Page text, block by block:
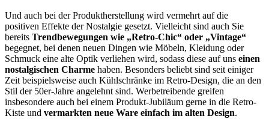
Und auch bei der Produktherstellung wird vermehrt auf die
positiven Effekte der Nostalgie gesetzt. Vielleicht sind auch Sie
bereits Trendbewegungen wie „Retro-Chic“ oder „Vintage“
begegnet, bei denen neuen Dingen wie Möbeln, Kleidung oder
Schmuck eine alte Optik verliehen wird, sodass diese auf uns einen
nostalgischen Charme haben. Besonders beliebt sind seit einiger
Zeit beispielsweise auch Kühlschränke im Retro-Design, die an den
Stil der 50er-Jahre angelehnt sind. Werbetreibende greifen
insbesondere auch bei einem Produkt-Jubiläum gerne in die Retro-
Kiste und vermarkten neue Ware einfach im alten Design.